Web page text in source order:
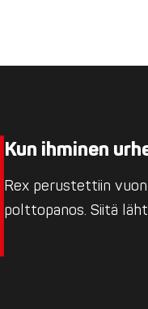
Kun ihminen
Rex perustettiin
polttopanos. Siitä